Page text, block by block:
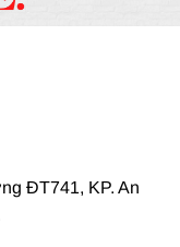
ĐT741, KP. An